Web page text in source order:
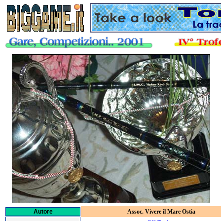
Autore
Assoc. Vivere il Mare Ostia